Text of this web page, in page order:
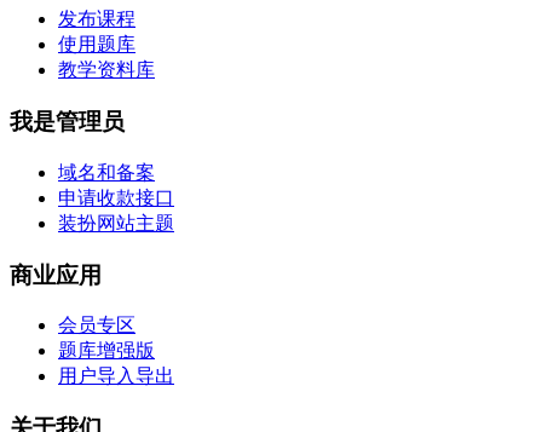
发布课程
使用题库
教学资料库
我是管理员
域名和备案
申请收款接口
装扮网站主题
商业应用
会员专区
题库增强版
用户导入导出